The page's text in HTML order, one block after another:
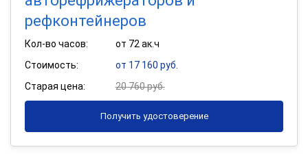
рефконтейнеров
Кол-во часов:
от 72 ак.ч
Стоимость:
от 17 160 руб.
Старая цена:
20 760 руб.
Получить удостоверение